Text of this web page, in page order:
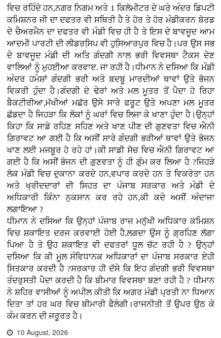
ਵਿਚ ਰਹਿੰਦੇ ਹਨ,ਨਗਰ ਨਿਗਮ ਅਤੇ 1 ਕਿਲੋਮੀਟਰ ਦੇ ਘਰੇ ਅੰਦਰ ਡਿਪਟੀ
ਕਮਿਸ਼ਨਰ ਜੀ ਦਾ ਦਫਤਰ ਵੀ ਸਥਿਤੀ ਹੈ ਤੇ ਹੋਰ ਤੇ ਹੋਰ ਮੰਡੀਕਰਨ ਬੋਰਡ
ਦੇ ਚੈਅਰਮੈਨ ਦਾ ਦਫਤਰ ਵੀ ਮੰਡੀ ਵਿਚ ਹੀ ਹੈ ਤੇ ਇਸ ਦੇ ਬਾਵਜੂਦ ਆਮ
ਆਦਮੀ ਪਾਰਟੀ ਦੀ ਲੀਡਰਸਿ਼ਪ ਵੀ ਹੁਸਿ਼ਆਰਪੁਰ ਵਿਚ ਹੈ।ਪਰ ਉਸ ਸਭ
ਦੇ ਬਾਵਜੂਦ ਮੰਡੀ ਦੀ ਅਤਿ ਗੰਦਗੀ ਨਾਲ ਭਰੀ ਵਿਵਸਥਾ ਟੈਕਸ ਦੇਣ
ਵਾਲਿਆਂ ਨੂੰ ਮੁਹਈਆ ਕਰਵਾੲ. ਜਾ ਰਹੀ ਹੈ।ਧੀਮਾਨ ਨੇ ਦਸਿਆ ਕਿ ਮੰਡੀ
ਅੰਦਰ ਹਮੇਸ਼ਾਂ ਗੰਦਗੀ ਭਰੀ ਅਤੇ ਬਦਬੂ ਮਾਰਦੀਆਂ ਥਾਵਾਂ ਉਤੇ ਭੋਜਨ
ਵਿਕਰੀ ਹੁੰਦਾ ਹੈ।ਗੰਦਗੀ ਦੇ ਢੇਰਾਂ ਅਤੇ ਮਲ ਮੂਤਰ ਤੋਂ ਪੈਦਾ ਹੋ ਰਿਹਾ
ਬੈਕਟੀਰੀਆ,ਮੱਖੀਆਂ ਮਛੱਰ ਉਸੇ ਸਾਰੇ ਫਰੂਟ ਉਤੇ ਅਪਣਾ ਮਲ ਮੂਤਰ
ਛੱਡਦਾ ਹੈ ਜਿਹੜਾ ਕਿ ਲੋਕਾਂ ਨੂੰ ਘਰਾਂ ਵਿਚ ਲਿਜਾ ਕੇ ਖਾਣਾ ਹੁੰਦਾ ਹੈ।ਉਨ੍ਹਾਂ
ਕਿਹਾ ਕਿ ਸਾਡੇ ਰਹਿਣ ਸਹਿਣ ਅਤੇ ਖਾਣ ਪੀਣ ਦੀ ਗੁਣਵਤਾ ਵਿਚ ਐਨੀ
ਗਿਰਾਵਟ ਆ ਗਈ ਹੈ ਕਿ ਅਸੀਂ ਸਾਰੇ ਗੰਦਗੀ ਭਰੀਆਂ ਥਾਵਾਂ ਉਤੇ ਭੋਜਨ
ਖਾਣ ਲਈ ਮਜਬੂਰ ਹੋ ਰਹੇ ਹਾਂ।ਕੀ ਸਾਡੀ ਸੋਚ ਵਿਚ ਐਨੀ ਗਿਰਾਵਟ ਆ
ਗਈ ਹੈ ਕਿ ਅਸੀਂ ਭੋਜਨ ਦੀ ਗੁਣਵਤਾ ਨੂੰ ਹੀ ਗੁੰਮ ਕਰ ਲਿਆ ਹੈ ?ਜਿਹੜੇ
ਲੋਕ ਮੰਡੀ ਵਿਚ ਦੁਕਾਨਾ ਕਰਦੇ ਹਨ,ਵਪਾਰ ਕਰਦੇ ਹਨ ਤੇ ਵਿਕਰੇਤਾ ਹਨ
ਅਤੇ ਖ੍ਰੀਦਦਾਰਾਂ ਦੀ ਸਿਹਤ ਦਾ ਪੰਜਾਬ ਸਰਕਾਰ ਅਤੇ ਮੰਡੀ ਦੇ
ਅਧਿਕਾਰੀ ਕਿੰਨਾ ਨੁਕਸਾਨ ਕਰ ਰਹੇ ਹਨ,ਕੀ ਕਦੇ ਅਸੀਂ ਅੰਦਾਜਾ
ਲਗਾਇਆ ?
ਧੀਮਾਨ ਨੇ ਦਸਿਆ ਕਿ ਉਨ੍ਹਾਂ ਪੰਜਾਬ ਰਾਜ ਮਨੁੱਖੀ ਅਧਿਕਾਰ ਕਮਿਸ਼ਨ
ਵਿਚ ਸ਼ਕਾਇਤ ਦਰਜ ਕਰਵਾਈ ਹੋਈ ਹੈ,ਲਗਦਾ ਉਸ ਨੂੰ ਗ੍ਰਹਿਣ ਲੱਗਾ
ਪਿਆ ਹੈ ਤੇ ਉਹ ਸ਼ਕਾਇਤ ਵੀ ਦਫਤਰਾਂ ਧੂਲ ਚੱਟ ਰਹੀ ਹੈ ? ਉਨ੍ਹਾਂ
ਦਸਿਆ ਕਿ ਕੀ ਮੂਲ ਸੰਵਿਧਾਨਕ ਅਧਿਕਾਰਾਂ ਦਾ ਪੰਜਾਬ ਸਰਕਾਰ ਏਹੀ
ਸਿ਼ਤਕਾਰ ਕਰਦੀ ਹੈ ?ਸਰਕਾਰ ਹੀ ਦੱਸੇ ਕਿ ਇਹ ਗੰਦਗੀ ਭਰੀ ਵਿਵਸਥਾ
ਤੰਦਰੁਸਤੀ ਪੈਦਾ ਕਰਦੀ ਹੈ ਕਿ ਬੀਮਾਰ ਵਿਵਸਥਾ ਬਣਾ ਰਹੀ ਹੈ ? ਧੀਮਾਨ
ਨੇ ਸ਼ਹਿਰ ਵਾਸੀਆਂ ਨੂੰ ਅਪੀਲ ਕੀਤੀ ਕਿ ਅਗਰ ਮੰਡੀ ਪ੍ਰਤੀ ਨਾ ਧਿਆਨ
ਦਿਤਾ ਤਾਂ ਹਰ ਘਰ ਵਿਚ ਬੀਮਾਰੀ ਫੈਲੇਗੀ।ਰਾਜਨੀਤੀ ਤੋਂ ਉਪਰ ਉਠ ਕੇ
ਕੰਮ ਕਰਨ ਦੀ ਜਰੂਰਤ ਹੈ।
10 August, 2026